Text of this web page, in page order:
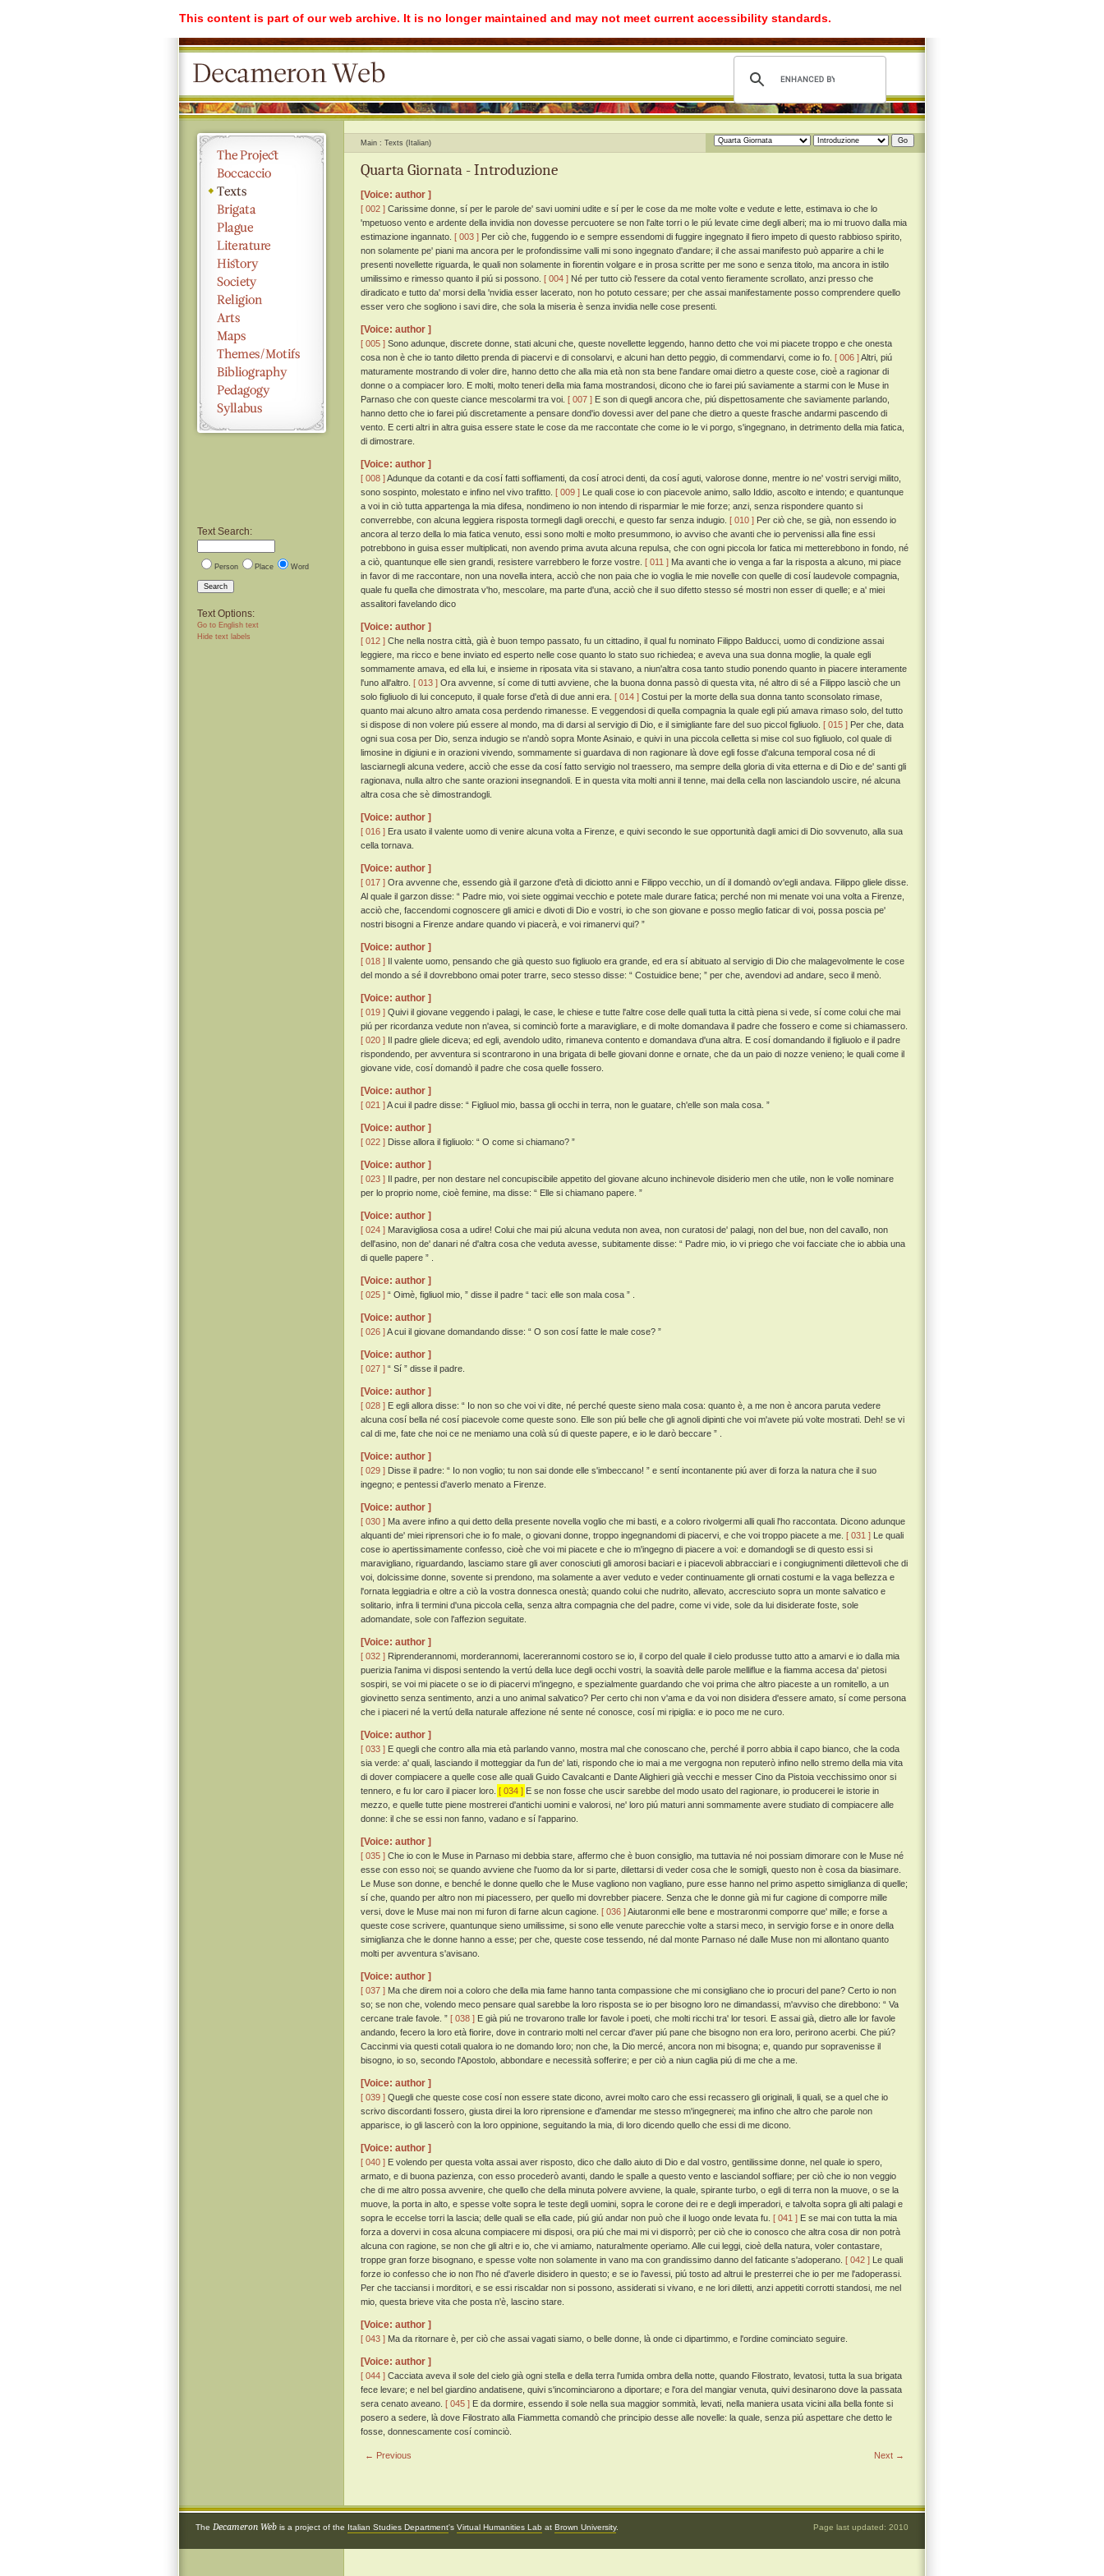
This content is part of our web archive. It is no longer maintained and may not meet current accessibility standards.
Text Search:
Person Place Word
Search
Text Options:
Go to English text
Hide text labels
Main Texts (Italian)
Quarta Giornata - Introduzione
[Voice: author ]
[ 002 ] Carissime donne, sí per le parole de' savi uomini udite e sí per le cose da me molte volte e vedute e lette, estimava io che lo
'mpetuoso vento e ardente della invidia non dovesse percuotere se non l'alte torri o le piú levate cime degli alberi; ma io mi truovo dalla mia
estimazione ingannato. [ 003 ] Per ciò che, fuggendo io e sempre essendomi di fuggire ingegnato il fiero impeto di questo rabbioso spirito,
non solamente pe' piani ma ancora per le profondissime valli mi sono ingegnato d'andare; il che assai manifesto può apparire a chi le
presenti novellette riguarda, le quali non solamente in fiorentin volgare e in prosa scritte per me sono e senza titolo, ma ancora in istilo
umilissimo e rimesso quanto il piú si possono. [ 004 ] Né per tutto ciò l'essere da cotal vento fieramente scrollato, anzi presso che
diradicato e tutto da' morsi della 'nvidia esser lacerato, non ho potuto cessare; per che assai manifestamente posso comprendere quello
esser vero che sogliono i savi dire, che sola la miseria è senza invidia nelle cose presenti.
[Voice: author ]
[ 005 ] Sono adunque, discrete donne, stati alcuni che, queste novellette leggendo, hanno detto che voi mi piacete troppo e che onesta
cosa non è che io tanto diletto prenda di piacervi e di consolarvi, e alcuni han detto peggio, di commendarvi, come io fo. [ 006 ]Altri, piú
maturamente mostrando di voler dire, hanno detto che alla mia età non sta bene l'andare omai dietro a queste cose, cioè a ragionar di
donne o a compiacer loro. E molti, molto teneri della mia fama mostrandosi, dicono che io farei piú saviamente a starmi con le Muse in
Parnaso che con queste ciance mescolarmi tra voi. [ 007 ] E son di quegli ancora che, piú dispettosamente che saviamente parlando,
hanno detto che io farei piú discretamente a pensare dond'io dovessi aver del pane che dietro a queste frasche andarmi pascendo di
vento. E certi altri in altra guisa essere state le cose da me raccontate che come io le vi porgo, s'ingegnano, in detrimento della mia fatica,
di dimostrare.
[Voice: author ]
[ 008 ]Adunque da cotanti e da cosí fatti soffiamenti, da cosí atroci denti, da cosí aguti, valorose donne, mentre io ne' vostri servigi milito,
sono sospinto, molestato e infino nel vivo trafitto. [ 009 ] Le quali cose io con piacevole animo, sallo Iddio, ascolto e intendo; e quantunque
a voi in ciò tutta appartenga la mia difesa, nondimeno io non intendo di risparmiar le mie forze; anzi, senza rispondere quanto si
converrebbe, con alcuna leggiera risposta tormegli dagli orecchi, e questo far senza indugio. [ 010 ] Per ciò che, se già, non essendo io
ancora al terzo della lo mia fatica venuto, essi sono molti e molto presummono, io avviso che avanti che io pervenissi alla fine essi
potrebbono in guisa esser multiplicati, non avendo prima avuta alcuna repulsa, che con ogni piccola lor fatica mi metterebbono in fondo, né
a ciò, quantunque elle sien grandi, resistere varrebbero le forze vostre. [ 011 ] Ma avanti che io venga a far la risposta a alcuno, mi piace
in favor di me raccontare, non una novella intera, acciò che non paia che io voglia le mie novelle con quelle di cosí laudevole compagnia,
quale fu quella che dimostrata v'ho, mescolare, ma parte d'una, acciò che il suo difetto stesso sé mostri non esser di quelle; e a' miei
assalitori favelando dico
[Voice: author ]
[ 012 ] Che nella nostra città, già è buon tempo passato, fu un cittadino, il qual fu nominato Filippo Balducci, uomo di condizione assai
leggiere, ma ricco e bene inviato ed esperto nelle cose quanto lo stato suo richiedea; e aveva una sua donna moglie, la quale egli
sommamente amava, ed ella lui, e insieme in riposata vita si stavano, a niun'altra cosa tanto studio ponendo quanto in piacere interamente
l'uno all'altro. [ 013 ] Ora avvenne, sí come di tutti avviene, che la buona donna passò di questa vita, né altro di sé a Filippo lasciò che un
solo figliuolo di lui conceputo, il quale forse d'età di due anni era. [ 014 ] Costui per la morte della sua donna tanto sconsolato rimase,
quanto mai alcuno altro amata cosa perdendo rimanesse. E veggendosi di quella compagnia la quale egli piú amava rimaso solo, del tutto
si dispose di non volere piú essere al mondo, ma di darsi al servigio di Dio, e il simigliante fare del suo piccol figliuolo. [ 015 ] Per che, data
ogni sua cosa per Dio, senza indugio se n'andò sopra Monte Asinaio, e quivi in una piccola celletta si mise col suo figliuolo, col quale di
limosine in digiuni e in orazioni vivendo, sommamente si guardava di non ragionare là dove egli fosse d'alcuna temporal cosa né di
lasciarnegli alcuna vedere, acciò che esse da cosí fatto servigio nol traessero, ma sempre della gloria di vita etterna e di Dio e de' santi gli
ragionava, nulla altro che sante orazioni insegnandoli. E in questa vita molti anni il tenne, mai della cella non lasciandolo uscire, né alcuna
altra cosa che sè dimostrandogli.
[Voice: author ]
[ 016 ] Era usato il valente uomo di venire alcuna volta a Firenze, e quivi secondo le sue opportunità dagli amici di Dio sovvenuto, alla sua
cella tornava.
[Voice: author ]
[ 017 ] Ora avvenne che, essendo già il garzone d'età di diciotto anni e Filippo vecchio, un dí il domandò ov'egli andava. Filippo gliele disse.
Al quale il garzon disse: “ Padre mio, voi siete oggimai vecchio e potete male durare fatica; perché non mi menate voi una volta a Firenze,
acciò che, faccendomi cognoscere gli amici e divoti di Dio e vostri, io che son giovane e posso meglio faticar di voi, possa poscia pe'
nostri bisogni a Firenze andare quando vi piacerà, e voi rimanervi qui? ”
[Voice: author ]
[ 018 ] Il valente uomo, pensando che già questo suo figliuolo era grande, ed era sí abituato al servigio di Dio che malagevolmente le cose
del mondo a sé il dovrebbono omai poter trarre, seco stesso disse: “ Costuidice bene; ” per che, avendovi ad andare, seco il menò.
[Voice: author ]
[ 019 ] Quivi il giovane veggendo i palagi, le case, le chiese e tutte l'altre cose delle quali tutta la città piena si vede, sí come colui che mai
piú per ricordanza vedute non n'avea, si cominciò forte a maravigliare, e di molte domandava il padre che fossero e come si chiamassero.
[ 020 ] Il padre gliele diceva; ed egli, avendolo udito, rimaneva contento e domandava d'una altra. E cosí domandando il figliuolo e il padre
rispondendo, per avventura si scontrarono in una brigata di belle giovani donne e ornate, che da un paio di nozze venieno; le quali come il
giovane vide, cosí domandò il padre che cosa quelle fossero.
[Voice: author ]
[ 021 ]A cui il padre disse: “ Figliuol mio, bassa gli occhi in terra, non le guatare, ch'elle son mala cosa. ”
[Voice: author ]
[ 022 ] Disse allora il figliuolo: “ O come si chiamano? ”
[Voice: author ]
[ 023 ] Il padre, per non destare nel concupiscibile appetito del giovane alcuno inchinevole disiderio men che utile, non le volle nominare
per lo proprio nome, cioè femine, ma disse: “ Elle si chiamano papere. ”
[Voice: author ]
[ 024 ] Maravigliosa cosa a udire! Colui che mai piú alcuna veduta non avea, non curatosi de' palagi, non del bue, non del cavallo, non
dell'asino, non de' danari né d'altra cosa che veduta avesse, subitamente disse: “ Padre mio, io vi priego che voi facciate che io abbia una
di quelle papere ” .
[Voice: author ]
[ 025 ] “ Oimè, figliuol mio, ” disse il padre “ taci: elle son mala cosa ” .
[Voice: author ]
[ 026 ]A cui il giovane domandando disse: “ O son cosí fatte le male cose? ”
[Voice: author ]
[ 027 ] “ Sí ” disse il padre.
[Voice: author ]
[ 028 ] E egli allora disse: “ Io non so che voi vi dite, né perché queste sieno mala cosa: quanto è, a me non è ancora paruta vedere
alcuna cosí bella né cosí piacevole come queste sono. Elle son piú belle che gli agnoli dipinti che voi m'avete piú volte mostrati. Deh! se vi
cal di me, fate che noi ce ne meniamo una colà sú di queste papere, e io le darò beccare ” .
[Voice: author ]
[ 029 ] Disse il padre: “ Io non voglio; tu non sai donde elle s'imbeccano! ” e sentí incontanente piú aver di forza la natura che il suo
ingegno; e pentessi d'averlo menato a Firenze.
[Voice: author ]
[ 030 ] Ma avere infino a qui detto della presente novella voglio che mi basti, e a coloro rivolgermi alli quali l'ho raccontata. Dicono adunque
alquanti de' miei riprensori che io fo male, o giovani donne, troppo ingegnandomi di piacervi, e che voi troppo piacete a me. [ 031 ] Le quali
cose io apertissimamente confesso, cioè che voi mi piacete e che io m'ingegno di piacere a voi: e domandogli se di questo essi si
maravigliano, riguardando, lasciamo stare gli aver conosciuti gli amorosi baciari e i piacevoli abbracciari e i congiugnimenti dilettevoli che di
voi, dolcissime donne, sovente si prendono, ma solamente a aver veduto e veder continuamente gli ornati costumi e la vaga bellezza e
l'ornata leggiadria e oltre a ciò la vostra donnesca onestà; quando colui che nudrito, allevato, accresciuto sopra un monte salvatico e
solitario, infra li termini d'una piccola cella, senza altra compagnia che del padre, come vi vide, sole da lui disiderate foste, sole
adomandate, sole con l'affezion seguitate.
[Voice: author ]
[ 032 ] Riprenderannomi, morderannomi, lacererannomi costoro se io, il corpo del quale il cielo produsse tutto atto a amarvi e io dalla mia
puerizia l'anima vi disposi sentendo la vertú della luce degli occhi vostri, la soavità delle parole melliflue e la fiamma accesa da' pietosi
sospiri, se voi mi piacete o se io di piacervi m'ingegno, e spezialmente guardando che voi prima che altro piaceste a un romitello, a un
giovinetto senza sentimento, anzi a uno animal salvatico? Per certo chi non v'ama e da voi non disidera d'essere amato, sí come persona
che i piaceri né la vertú della naturale affezione né sente né conosce, cosí mi ripiglia: e io poco me ne curo.
[Voice: author ]
[ 033 ] E quegli che contro alla mia età parlando vanno, mostra mal che conoscano che, perché il porro abbia il capo bianco, che la coda
sia verde: a' quali, lasciando il motteggiar da l'un de' lati, rispondo che io mai a me vergogna non reputerò infino nello stremo della mia vita
di dover compiacere a quelle cose alle quali Guido Cavalcanti e Dante Alighieri già vecchi e messer Cino da Pistoia vecchissimo onor si
tennero, e fu lor caro il piacer loro. [ 034 ] E se non fosse che uscir sarebbe del modo usato del ragionare, io producerei le istorie in
mezzo, e quelle tutte piene mostrerei d'antichi uomini e valorosi, ne' loro piú maturi anni sommamente avere studiato di compiacere alle
donne: il che se essi non fanno, vadano e sí l'apparino.
[Voice: author ]
[ 035 ] Che io con le Muse in Parnaso mi debbia stare, affermo che è buon consiglio, ma tuttavia né noi possiam dimorare con le Muse né
esse con esso noi; se quando avviene che l'uomo da lor si parte, dilettarsi di veder cosa che le somigli, questo non è cosa da biasimare.
Le Muse son donne, e benché le donne quello che le Muse vagliono non vagliano, pure esse hanno nel primo aspetto simiglianza di quelle;
sí che, quando per altro non mi piacessero, per quello mi dovrebber piacere. Senza che le donne già mi fur cagione di comporre mille
versi, dove le Muse mai non mi furon di farne alcun cagione. [ 036 ]Aiutaronmi elle bene e mostraronmi comporre que' mille; e forse a
queste cose scrivere, quantunque sieno umilissime, si sono elle venute parecchie volte a starsi meco, in servigio forse e in onore della
simiglianza che le donne hanno a esse; per che, queste cose tessendo, né dal monte Parnaso né dalle Muse non mi allontano quanto
molti per avventura s'avisano.
[Voice: author ]
[ 037 ] Ma che direm noi a coloro che della mia fame hanno tanta compassione che mi consigliano che io procuri del pane? Certo io non
so; se non che, volendo meco pensare qual sarebbe la loro risposta se io per bisogno loro ne dimandassi, m'avviso che direbbono: “ Va
cercane trale favole. ” [ 038 ] E già piú ne trovarono tralle lor favole i poeti, che molti ricchi tra' lor tesori. E assai già, dietro alle lor favole
andando, fecero la loro età fiorire, dove in contrario molti nel cercar d'aver piú pane che bisogno non era loro, perirono acerbi. Che piú?
Caccinmi via questi cotali qualora io ne domando loro; non che, la Dio mercé, ancora non mi bisogna; e, quando pur sopravenisse il
bisogno, io so, secondo l'Apostolo, abbondare e necessità sofferire; e per ciò a niun caglia piú di me che a me.
[Voice: author ]
[ 039 ] Quegli che queste cose cosí non essere state dicono, avrei molto caro che essi recassero gli originali, li quali, se a quel che io
scrivo discordanti fossero, giusta direi la loro riprensione e d'amendar me stesso m'ingegnerei; ma infino che altro che parole non
apparisce, io gli lascerò con la loro oppinione, seguitando la mia, di loro dicendo quello che essi di me dicono.
[Voice: author ]
[ 040 ] E volendo per questa volta assai aver risposto, dico che dallo aiuto di Dio e dal vostro, gentilissime donne, nel quale io spero,
armato, e di buona pazienza, con esso procederò avanti, dando le spalle a questo vento e lasciandol soffiare; per ciò che io non veggio
che di me altro possa avvenire, che quello che della minuta polvere avviene, la quale, spirante turbo, o egli di terra non la muove, o se la
muove, la porta in alto, e spesse volte sopra le teste degli uomini, sopra le corone dei re e degli imperadori, e talvolta sopra gli alti palagi e
sopra le eccelse torri la lascia; delle quali se ella cade, piú giú andar non può che il luogo onde levata fu. [ 041 ] E se mai con tutta la mia
forza a dovervi in cosa alcuna compiacere mi disposi, ora piú che mai mi vi disporrò; per ciò che io conosco che altra cosa dir non potrà
alcuna con ragione, se non che gli altri e io, che vi amiamo, naturalmente operiamo. Alle cui leggi, cioè della natura, voler contastare,
troppe gran forze bisognano, e spesse volte non solamente in vano ma con grandissimo danno del faticante s'adoperano. [ 042 ] Le quali
forze io confesso che io non l'ho né d'averle disidero in questo; e se io l'avessi, piú tosto ad altrui le presterrei che io per me l'adoperassi.
Per che tacciansi i morditori, e se essi riscaldar non si possono, assiderati si vivano, e ne lori diletti, anzi appetiti corrotti standosi, me nel
mio, questa brieve vita che posta n'è, lascino stare.
[Voice: author ]
[ 043 ] Ma da ritornare è, per ciò che assai vagati siamo, o belle donne, là onde ci dipartimmo, e l'ordine cominciato seguire.
[Voice: author ]
[ 044 ] Cacciata aveva il sole del cielo già ogni stella e della terra l'umida ombra della notte, quando Filostrato, levatosi, tutta la sua brigata
fece levare; e nel bel giardino andatisene, quivi s'incominciarono a diportare; e l'ora del mangiar venuta, quivi desinarono dove la passata
sera cenato aveano. [ 045 ] E da dormire, essendo il sole nella sua maggior sommità, levati, nella maniera usata vicini alla bella fonte si
posero a sedere, là dove Filostrato alla Fiammetta comandò che principio desse alle novelle: la quale, senza piú aspettare che detto le
fosse, donnescamente cosí cominciò.
← Previous Next →
The Decameron Web is a project of the Italian Studies Department's Virtual Humanities Lab at Brown University. Page last updated: 2010